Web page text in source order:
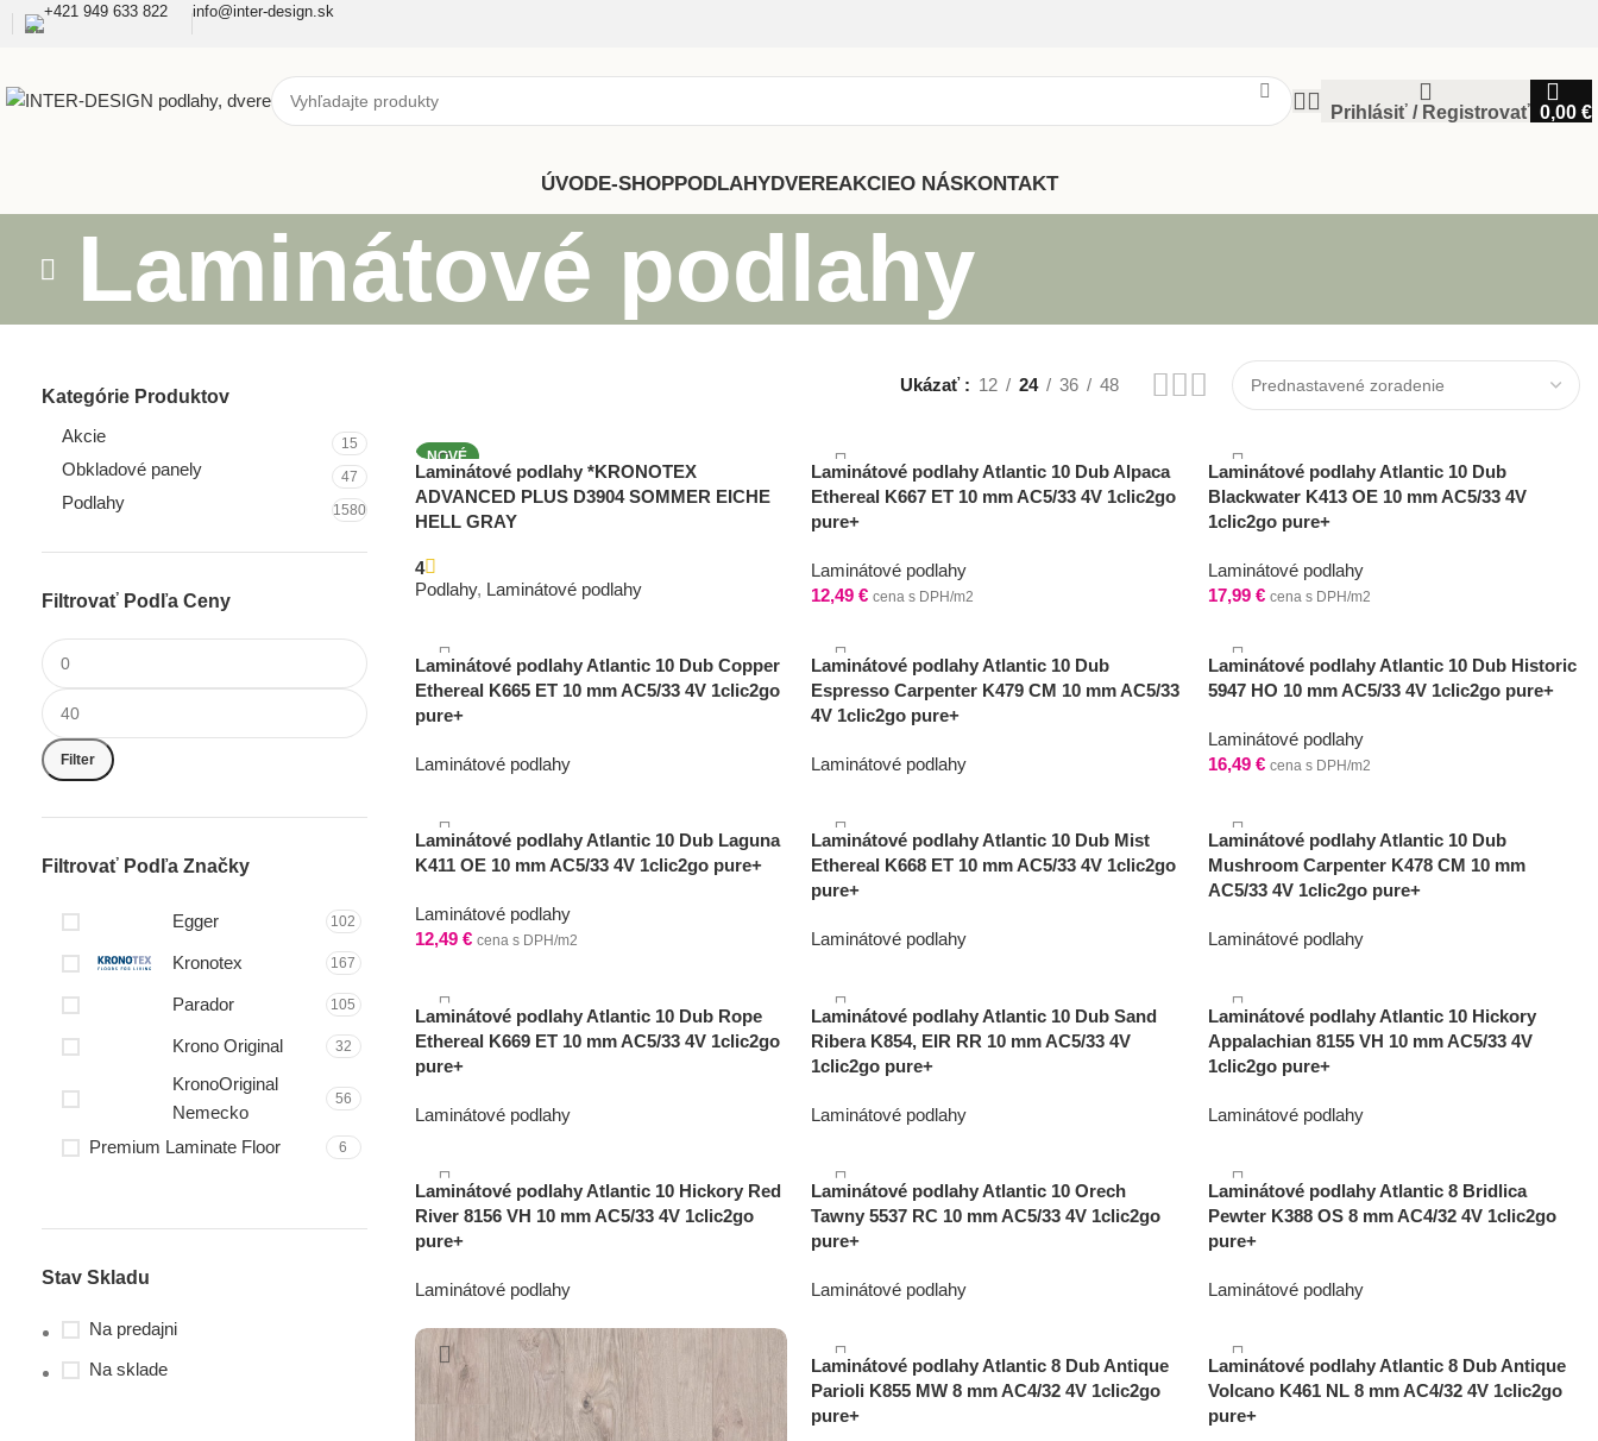
+421 949 633 822 info@inter-design.sk
Prihlásiť / Registrovať 0,00 €
ÚVODE-SHOPPODLAHYDVEREAKCIEO NÁSKONTAKT
Laminátové podlahy
Kategórie Produktov
Akcie
15
Obkladové panely 47
Podlahy 1580
Filtrovať Podľa Ceny
Filter
Filtrovať Podľa Značky
Egger 102
Kronotex 167
Parador 105
Krono Original 32
KronoOriginal
Nemecko
56
Premium Laminate Floor 6
Stav Skladu
Na predajni
Na sklade
Ukázať 12 24 36 48
NOVÉ
Laminátové podlahy *KRONOTEX
ADVANCED PLUS D3904 SOMMER EICHE
HELL GRAY
4
Podlahy, Laminátové podlahy
Laminátové podlahy Atlantic 10 Dub Alpaca
Ethereal K667 ET 10 mm AC5/33 4V 1clic2go
pure+
Laminátové podlahy
12,49 € cena s DPH/m2
Laminátové podlahy Atlantic 10 Dub
Blackwater K413 OE 10 mm AC5/33 4V
1clic2go pure+
Laminátové podlahy
17,99 € cena s DPH/m2
Laminátové podlahy Atlantic 10 Dub Copper
Ethereal K665 ET 10 mm AC5/33 4V 1clic2go
pure+
Laminátové podlahy
Laminátové podlahy Atlantic 10 Dub
Espresso Carpenter K479 CM 10 mm AC5/33
4V 1clic2go pure+
Laminátové podlahy
Laminátové podlahy Atlantic 10 Dub Historic
5947 HO 10 mm AC5/33 4V 1clic2go pure+
Laminátové podlahy
16,49 € cena s DPH/m2
Laminátové podlahy Atlantic 10 Dub Laguna
K411 OE 10 mm AC5/33 4V 1clic2go pure+
Laminátové podlahy
12,49 € cena s DPH/m2
Laminátové podlahy Atlantic 10 Dub Mist
Ethereal K668 ET 10 mm AC5/33 4V 1clic2go
pure+
Laminátové podlahy
Laminátové podlahy Atlantic 10 Dub
Mushroom Carpenter K478 CM 10 mm
AC5/33 4V 1clic2go pure+
Laminátové podlahy
Laminátové podlahy Atlantic 10 Dub Rope
Ethereal K669 ET 10 mm AC5/33 4V 1clic2go
pure+
Laminátové podlahy
Laminátové podlahy Atlantic 10 Dub Sand
Ribera K854, EIR RR 10 mm AC5/33 4V
1clic2go pure+
Laminátové podlahy
Laminátové podlahy Atlantic 10 Hickory
Appalachian 8155 VH 10 mm AC5/33 4V
1clic2go pure+
Laminátové podlahy
Laminátové podlahy Atlantic 10 Hickory Red
River 8156 VH 10 mm AC5/33 4V 1clic2go
pure+
Laminátové podlahy
Laminátové podlahy Atlantic 10 Orech
Tawny 5537 RC 10 mm AC5/33 4V 1clic2go
pure+
Laminátové podlahy
Laminátové podlahy Atlantic 8 Bridlica
Pewter K388 OS 8 mm AC4/32 4V 1clic2go
pure+
Laminátové podlahy
Laminátové podlahy Atlantic 8 Dub Antique
Parioli K855 MW 8 mm AC4/32 4V 1clic2go
pure+
Laminátové podlahy Atlantic 8 Dub Antique
Volcano K461 NL 8 mm AC4/32 4V 1clic2go
pure+